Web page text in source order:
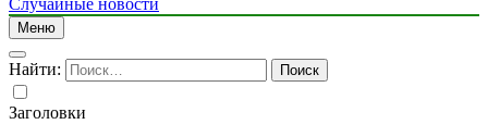
Случайные новости
Меню
Найти:
Заголовки